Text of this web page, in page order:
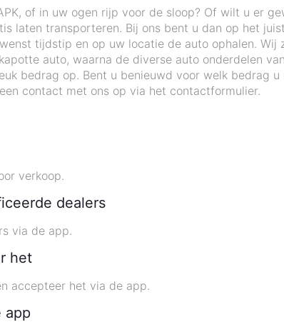
of in uw ogen rijp voor de sloop? Of wilt u er
laten transporteren. Bij ons bent u dan op het
tijdstip en op uw locatie de auto ophalen.
auto, waarna de diverse auto onderdelen
bedrag op. Bent u benieuwd voor welk bedrag
contact met ons op via het contactformulier.
verkoop.
dealers
via de app.
het
accepteer het via de app.
app